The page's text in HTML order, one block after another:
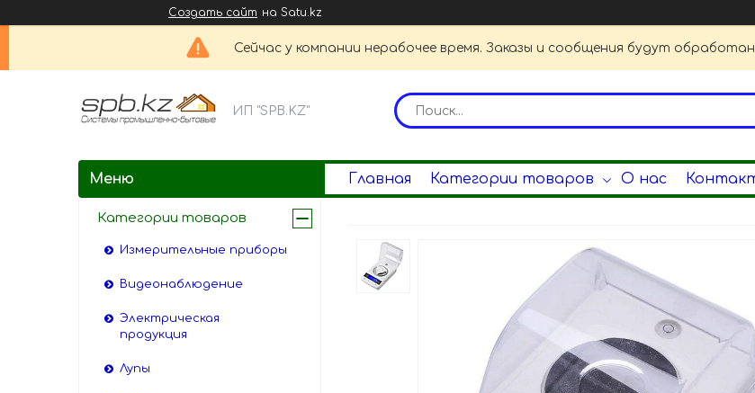
Создать сайт на Satu.kz
Сейчас у компании нерабочее время. Заказы и сообщения будут
ИП "SPB.KZ"
Главная Категории товаров О нас
Категории товаров
Измерительные приборы
Видеонаблюдение
Электрическая
продукция
Лупы